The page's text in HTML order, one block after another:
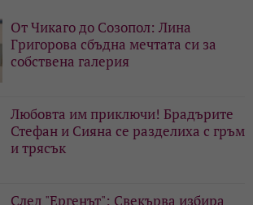
От Чикаго до Созопол: Лина
Григорова сбъдна мечтата си за
собствена галерия
Любовта им приключи! Брадърите
Стефан и Сияна се разделиха с гръм
и трясък
След "Ергенът": Свекърва избира